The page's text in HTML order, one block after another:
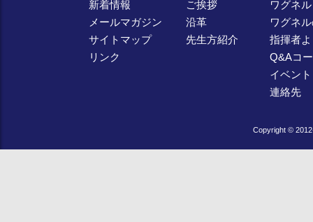
新着情報
メールマガジン
サイトマップ
リンク
ご挨拶
沿革
先生方紹介
ワグネ
ワグネ
指揮者
Q&Aコ
イベン
連絡先
Copyright ©